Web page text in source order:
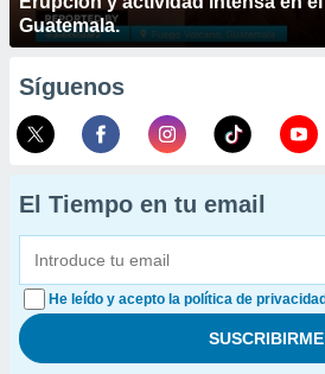
Guatemala.
Síguenos
El Tiempo en tu email
He leído y acepto la política de